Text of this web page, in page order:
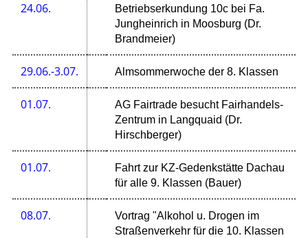
24.06.
Betriebserkundung 10c bei Fa.
Jungheinrich in Moosburg (Dr.
Brandmeier)
29.06.-3.07. Almsommerwoche der 8. Klassen
01.07.
AG Fairtrade besucht Fairhandels-
Zentrum in Langquaid (Dr.
Hirschberger)
01.07.
Fahrt zur KZ-Gedenkstätte Dachau
für alle 9. Klassen (Bauer)
08.07.
Vortrag "Alkohol u. Drogen im
Straßenverkehr für die 10. Klassen